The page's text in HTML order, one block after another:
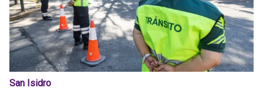
San Isidro